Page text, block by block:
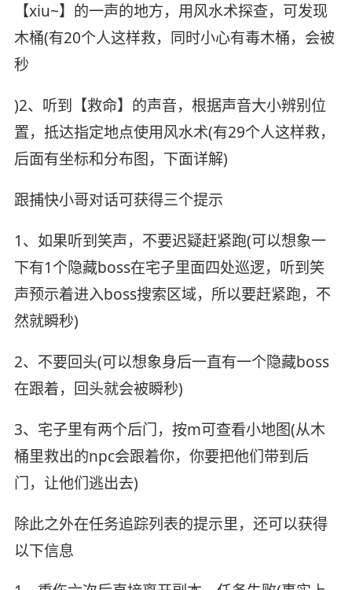
【xiu~】的一声的地方，用风水术探查，可发现
木桶(有20个人这样救，同时小心有毒木桶，会被
秒
)2、听到【救命】的声音，根据声音大小辨别位
置，抵达指定地点使用风水术(有29个人这样救，
后面有坐标和分布图，下面详解)
跟捕快小哥对话可获得三个提示
1、如果听到笑声，不要迟疑赶紧跑(可以想象一
下有1个隐藏boss在宅子里面四处巡逻，听到笑
声预示着进入boss搜索区域，所以要赶紧跑，不
然就瞬秒)
2、不要回头(可以想象身后一直有一个隐藏boss
在跟着，回头就会被瞬秒)
3、宅子里有两个后门，按m可查看小地图(从木
桶里救出的npc会跟着你，你要把他们带到后
门，让他们逃出去)
除此之外在任务追踪列表的提示里，还可以获得
以下信息